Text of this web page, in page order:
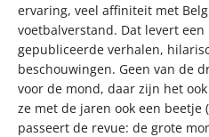
ervaring, veel affiniteit met
voetbalverstand. Dat levert
gepubliceerde verhalen,
beschouwingen. Geen van de
voor de mond, daar zijn het
ze met de jaren ook een beetje
passeert de revue: de grote